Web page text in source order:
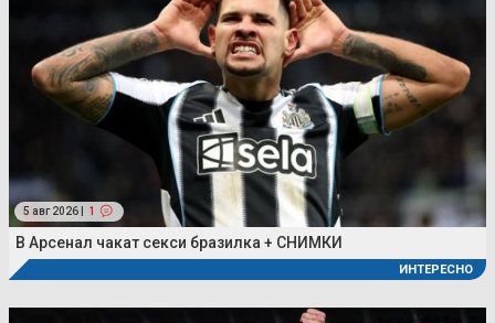
5 авг 2026 | 1
В Арсенал чакат секси бразилка + СНИМКИ
ИНТЕРЕСНО